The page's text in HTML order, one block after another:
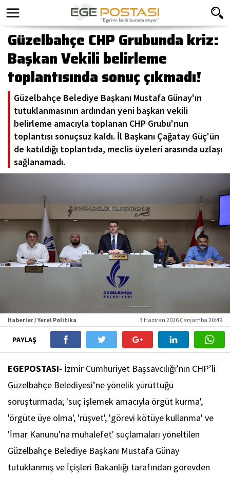
Güzelbahçe CHP Grubunda kriz:
Başkan Vekili belirleme
toplantısında sonuç çıkmadı!
Güzelbahçe Belediye Başkanı Mustafa Günay'ın
tutuklanmasının ardından yeni başkan vekili
belirleme amacıyla toplanan CHP Grubu'nun
toplantısı sonuçsuz kaldı. İl Başkanı Çağatay Güç'ün
de katıldığı toplantıda, meclis üyeleri arasında uzlaşı
sağlanamadı.
Haberler / Yerel Politika 3 Haziran 2026 Çarşamba 20:49
PAYLAŞ
EGEPOSTASI- İzmir Cumhuriyet Başsavcılığı’nın CHP’li
Güzelbahçe Belediyesi’ne yönelik yürüttüğü
soruşturmada; 'suç işlemek amacıyla örgüt kurma',
'örgüte üye olma', 'rüşvet', 'görevi kötüye kullanma' ve
'İmar Kanunu'na muhalefet' suçlamaları yöneltilen
Güzelbahçe Belediye Başkanı Mustafa Günay
tutuklanmış ve İçişleri Bakanlığı tarafından görevden